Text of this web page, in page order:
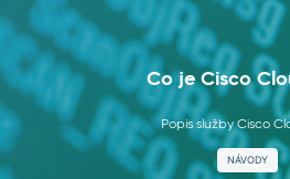
Co je Cisco
Popis služby Cisco
NÁVODY